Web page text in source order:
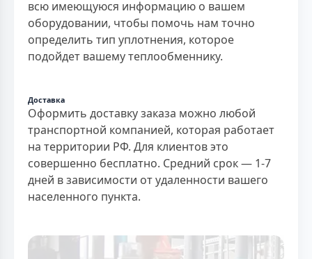
всю имеющуюся информацию о вашем
оборудовании, чтобы помочь нам точно
определить тип уплотнения, которое
подойдет вашему теплообменнику.
Доставка
Оформить доставку заказа можно любой
транспортной компанией, которая работает
на территории РФ. Для клиентов это
совершенно бесплатно. Средний срок — 1-7
дней в зависимости от удаленности вашего
населенного пункта.